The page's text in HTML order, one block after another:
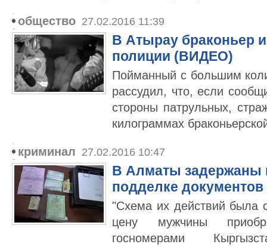
общество 27.02.2016 11:39
В Атырау браконьер
полиции (ВИДЕО)
Пойманный с большим
рассудил, что, если
стороны патрульных,
килограммах
криминал 27.02.2016 10:47
В Алматы задержаны
подделке документов
"Схема их действий была
цену мужчины
госномерами